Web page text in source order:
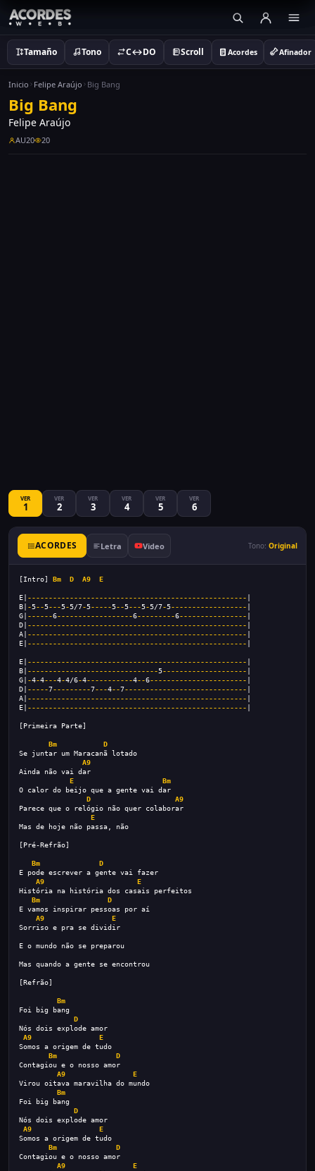
Tamaño Tono C↔DO Scroll Acordes Afinador
Inicio Felipe Araújo Big Bang
Big Bang
Felipe Araújo
AU20 20
VER
1
VER
2
VER
3
VER
4
VER
5
VER
6
ACORDES Letra Video Tono: Original
[Intro] Bm D A9 E
E| ----------------------------------------------------
B| -5--5---5-5/7-5-----5--5---5-5/7-5------------------
G| ------6------------------6---------6----------------
D| ----------------------------------------------------
A| ----------------------------------------------------
E| ----------------------------------------------------
E| ----------------------------------------------------
B| -------------------------------5--------------------
G| -4-4---4-4/6-4-----------4--6-----------------------
D| -----7---------7---4--7-----------------------------
A| ----------------------------------------------------
E| ----------------------------------------------------
[Primeira Parte]
Bm
D
Se juntar um Maracanã lotado
A9
Ainda não vai dar
E
Bm
O calor do beijo que a gente vai dar
D
A9
Parece que o relógio não quer colaborar
E
Mas de hoje não passa, não
[Pré-Refrão]
Bm
D
E pode escrever a gente vai fazer
A9
E
História na história dos casais perfeitos
Bm
D
E vamos inspirar pessoas por aí
A9
E
Sorriso e pra se dividir
E o mundo não se preparou
Mas quando a gente se encontrou
[Refrão]
Bm
Foi big bang
D
Nós dois explode amor
A9
E
Somos a origem de tudo
Bm
D
Contagiou e o nosso amor
A9
E
Virou oitava maravilha do mundo
Bm
Foi big bang
D
Nós dois explode amor
A9
E
Somos a origem de tudo
Bm
D
Contagiou e o nosso amor
A9
E